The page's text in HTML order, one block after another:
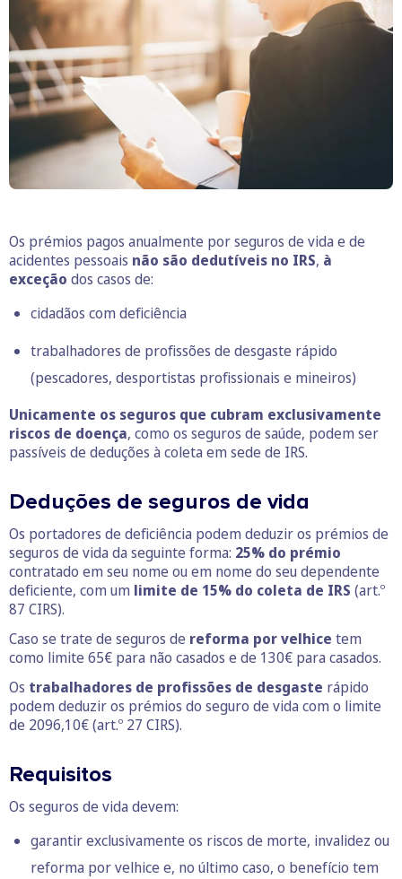
Os prémios pagos anualmente por seguros de vida e de
acidentes pessoais não são dedutíveis no IRS, à
exceção dos casos de:
cidadãos com deficiência
trabalhadores de profissões de desgaste rápido
(pescadores, desportistas profissionais e mineiros)
Unicamente os seguros que cubram exclusivamente
riscos de doença, como os seguros de saúde, podem ser
passíveis de deduções à coleta em sede de IRS.
Deduções de seguros de vida
Os portadores de deficiência podem deduzir os prémios de
seguros de vida da seguinte forma: 25% do prémio
contratado em seu nome ou em nome do seu dependente
deficiente, com um limite de 15% do coleta de IRS (art.º
87 CIRS).
Caso se trate de seguros de reforma por velhice tem
como limite 65€ para não casados e de 130€ para casados.
Os trabalhadores de profissões de desgaste rápido
podem deduzir os prémios do seguro de vida com o limite
de 2096,10€ (art.º 27 CIRS).
Requisitos
Os seguros de vida devem:
garantir exclusivamente os riscos de morte, invalidez ou
reforma por velhice e, no último caso, o benefício tem